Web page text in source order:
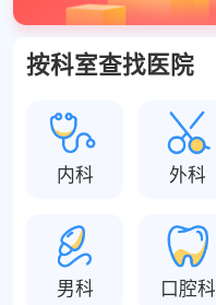
按科室查找医院
内科 外科
男科 口腔科